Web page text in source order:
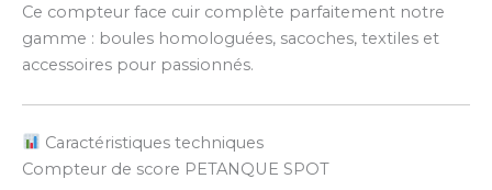
Ce compteur face cuir complète parfaitement notre
gamme : boules homologuées, sacoches, textiles et
accessoires pour passionnés.
Caractéristiques techniques
Compteur de score PETANQUE SPOT